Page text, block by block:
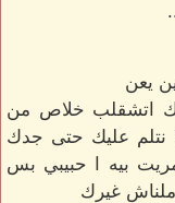
يعن
اتشقلب خلاص من
عليك حتى جدك
بيه ا حبيبي بس
ملناش غيرك